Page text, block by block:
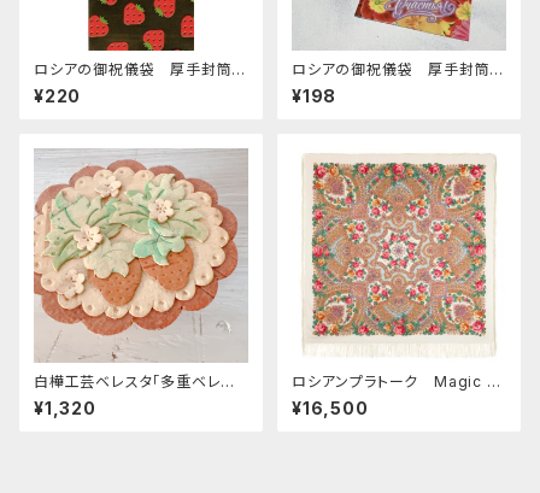
ロシアの御祝儀袋 厚手封筒
E-152 「イチゴとパイン」
¥220
ロシアの御祝儀袋 厚手封筒
E-280 「花 カード付 」
¥198
白樺工芸ベレスタ「多重ベレス
¥1,320
ロシアンプラトーク Magic of
Love 146*146
¥16,500